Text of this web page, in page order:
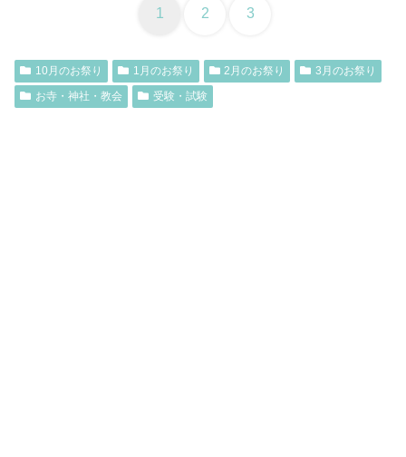
1 2 3
10月のお祭り 1月のお祭り 2月のお祭り
3月のお祭り
お寺・神社・教会
受験・試験